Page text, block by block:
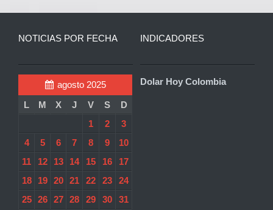
NOTICIAS POR FECHA
agosto 2025
L
M X J V S
D
1
2
3
4
5 6 7 8 9
10
11
12 13 14 15 16
17
18
19 20 21 22 23
24
25
26 27 28 29 30
31
INDICADORES
Dolar Hoy Colombia